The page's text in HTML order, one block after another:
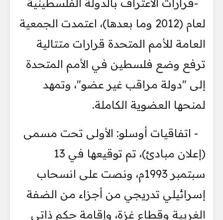
-قرارات الاعتراف بالدولة الفلسطينية
لعام (2012 وما بعدها)، اعتمدت الجمعية
العامة للأمم المتحدة قرارات متتالية
ترفع وضع فلسطين في الأمم المتحدة
إلى "دولة مراقب غير عضو"، وتمهد
لمنحها العضوية الكاملة.
- اتفاقيات أوسلو: الأولى تحت مسمى
(إعلان مبادئ)، تم توقيعها في 13
سبتمبر 1993م، ونصت على انسحاب
إسرائيلي تدريجي من أجزاء من الضفة
الغربية وقطاع غزة، وإقامة حكم ذاتي